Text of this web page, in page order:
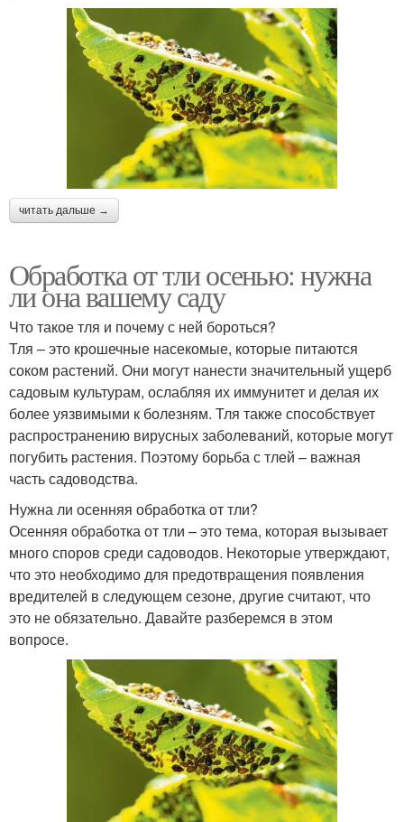
читать дальше →
Обработка от тли осенью: нужна
ли она вашему саду
Что такое тля и почему с ней бороться?
Тля – это крошечные насекомые, которые питаются
соком растений. Они могут нанести значительный ущерб
садовым культурам, ослабляя их иммунитет и делая их
более уязвимыми к болезням. Тля также способствует
распространению вирусных заболеваний, которые могут
погубить растения. Поэтому борьба с тлей – важная
часть садоводства.
Нужна ли осенняя обработка от тли?
Осенняя обработка от тли – это тема, которая вызывает
много споров среди садоводов. Некоторые утверждают,
что это необходимо для предотвращения появления
вредителей в следующем сезоне, другие считают, что
это не обязательно. Давайте разберемся в этом
вопросе.